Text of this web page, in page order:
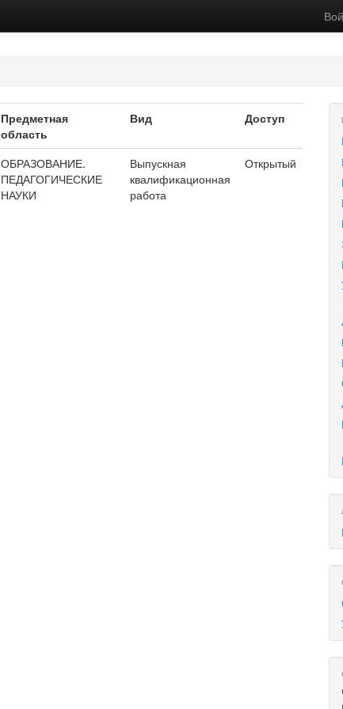
Предметная
область
Вид Доступ
ОБРАЗОВАНИЕ.
ПЕДАГОГИЧЕСКИЕ
НАУКИ
Выпускная
квалификационная
работа
Открытый